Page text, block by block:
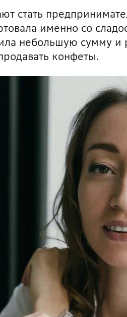
стать
именно со
небольшую сумму и
конфеты.